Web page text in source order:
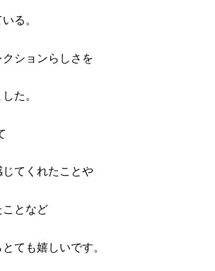
る。
ションらしさを
た。
てくれたことや
ことなど
ても嬉しいです。